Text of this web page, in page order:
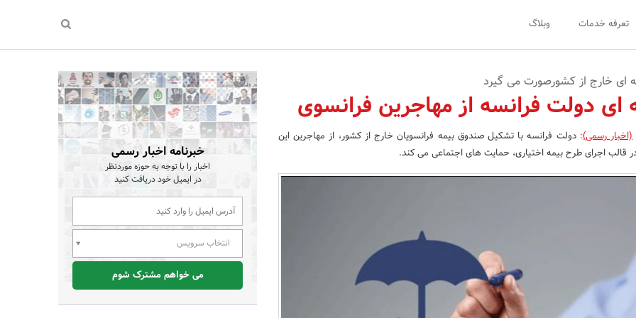
تعرفه خدمات وبلاگ
ای خارج از کشورصورت می گیرد
ای دولت فرانسه از مهاجرین فرانسوی
(اخبار رسمی):دولت فرانسه با تشکیل صندوق بیمه فرانسویان خارج از کشور، از مهاجرین این
قالب اجرای طرح بیمه اختیاری، حمایت های اجتماعی می کند.
خبرنامه اخبار رسمی
اخبار را با توجه به حوزه موردنظر
در ایمیل خود دریافت کنید
انتخاب سرویس
می خواهم مشترک شوم